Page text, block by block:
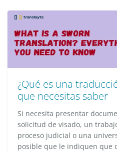
¿Qué es una
que necesitas saber
Si necesita presentar
solicitud de visado, un
proceso judicial o una
posible que le indiquen que